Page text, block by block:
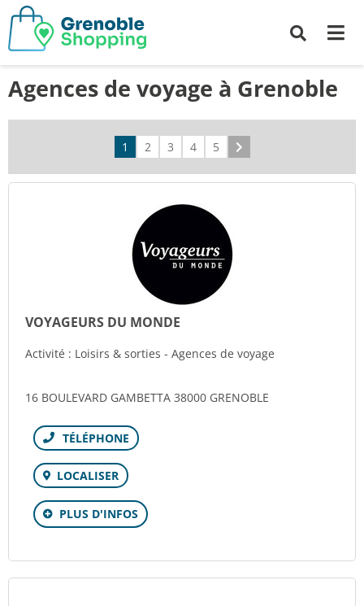
Agences de voyage à Grenoble
1 2 3 4 5
VOYAGEURS DU MONDE
Activité : Loisirs & sorties - Agences de voyage
16 BOULEVARD GAMBETTA 38000 GRENOBLE
Téléphone
LOCALISER
PLUS D'INFOS